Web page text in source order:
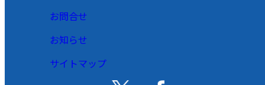
お問合せ
お知らせ
サイトマップ